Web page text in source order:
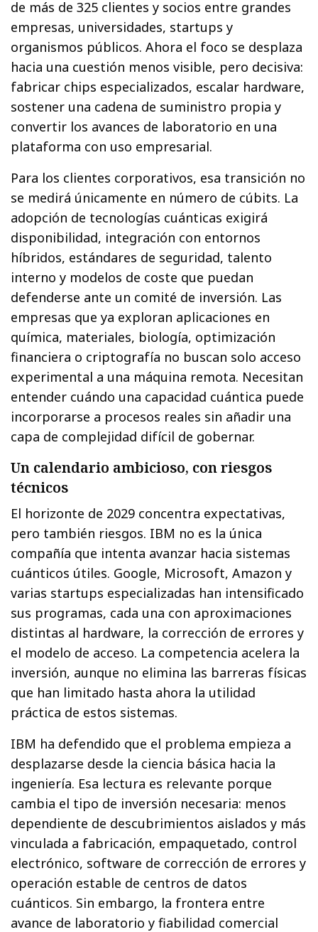
de más de 325 clientes y socios entre grandes
empresas, universidades, startups y
organismos públicos. Ahora el foco se desplaza
hacia una cuestión menos visible, pero decisiva:
fabricar chips especializados, escalar hardware,
sostener una cadena de suministro propia y
convertir los avances de laboratorio en una
plataforma con uso empresarial.
Para los clientes corporativos, esa transición no
se medirá únicamente en número de cúbits. La
adopción de tecnologías cuánticas exigirá
disponibilidad, integración con entornos
híbridos, estándares de seguridad, talento
interno y modelos de coste que puedan
defenderse ante un comité de inversión. Las
empresas que ya exploran aplicaciones en
química, materiales, biología, optimización
financiera o criptografía no buscan solo acceso
experimental a una máquina remota. Necesitan
entender cuándo una capacidad cuántica puede
incorporarse a procesos reales sin añadir una
capa de complejidad difícil de gobernar.
Un calendario ambicioso, con riesgos
técnicos
El horizonte de 2029 concentra expectativas,
pero también riesgos. IBM no es la única
compañía que intenta avanzar hacia sistemas
cuánticos útiles. Google, Microsoft, Amazon y
varias startups especializadas han intensificado
sus programas, cada una con aproximaciones
distintas al hardware, la corrección de errores y
el modelo de acceso. La competencia acelera la
inversión, aunque no elimina las barreras físicas
que han limitado hasta ahora la utilidad
práctica de estos sistemas.
IBM ha defendido que el problema empieza a
desplazarse desde la ciencia básica hacia la
ingeniería. Esa lectura es relevante porque
cambia el tipo de inversión necesaria: menos
dependiente de descubrimientos aislados y más
vinculada a fabricación, empaquetado, control
electrónico, software de corrección de errores y
operación estable de centros de datos
cuánticos. Sin embargo, la frontera entre
avance de laboratorio y fiabilidad comercial